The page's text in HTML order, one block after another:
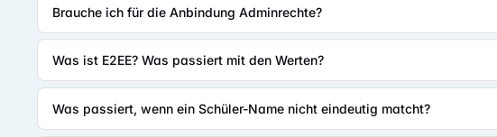
Brauche ich für die Anbindung Adminrechte?
Was ist E2EE? Was passiert mit den Werten?
Was passiert, wenn ein Schüler-Name nicht eindeutig matcht?